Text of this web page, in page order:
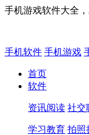
手机游戏软件大全
手机软件 手机游戏
首页
软件
资讯阅读 社交
学习教育 拍照